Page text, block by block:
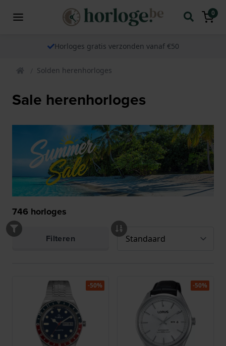
0
Horloges gratis verzonden vanaf €50
Solden herenhorloges
Sale herenhorloges
746 horloges
Filteren
-50% -50%